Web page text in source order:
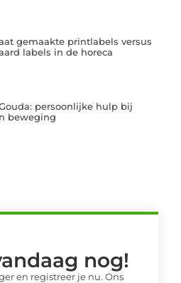
gemaakte printlabels versus
labels in de horeca
persoonlijke hulp bij
beweging
nog!
en registreer je nu. Ons